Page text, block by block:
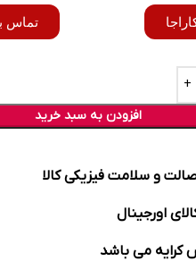
تماس
افزودن به سبد خرید
و سلامت فیزیکی کالا
اورجینال
کرایه می باشد